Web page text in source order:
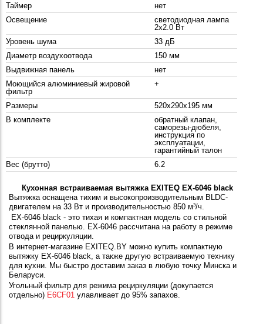
Таймер
нет
Освещение
светодиодная лампа
2x2.0 Вт
Уровень шума
33 дБ
Диаметр воздухоотвода
150 мм
Выдвижная панель
нет
Моющийся алюминиевый жировой
фильтр
+
Размеры
520x290x195 мм
В комплекте
обратный клапан,
саморезы-дюбеля,
инструкция по
эксплуатации,
гарантийный талон
Вес (брутто)
6.2
Кухонная встраиваемая вытяжка EXITEQ EX-6046 black
Вытяжка оснащена тихим и высокопроизводительным BLDC-
двигателем на 33 Вт и производительностью 850 м³/ч.
EX-6046 black - это тихая и компактная модель со стильной
стеклянной панелью. EX-6046 рассчитана на работу в режиме
отвода и рециркуляции.
В интернет-магазине EXITEQ.BY можно купить компактную
вытяжку EX-6046 black, а также другую встраиваемую технику
для кухни. Мы быстро доставим заказ в любую точку Минска и
Беларуси.
Угольный фильтр для режима рециркуляции (докупается
отдельно) E6CF01 улавливает до 95% запахов.